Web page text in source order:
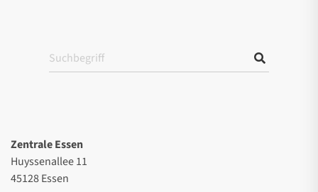
Zentrale Essen
Huyssenallee 11
45128 Essen